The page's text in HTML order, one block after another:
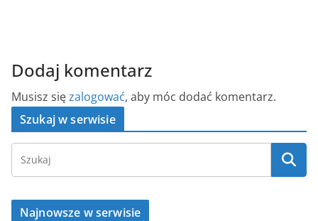
Dodaj komentarz
Musisz sięzalogować, aby móc dodać komentarz.
Szukaj w serwisie
Najnowsze w serwisie